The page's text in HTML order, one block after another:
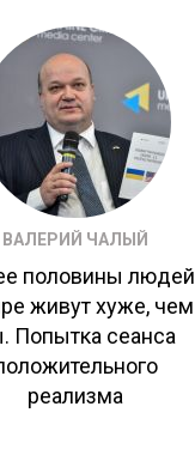
ВАЛЕРИЙ ЧАЛЫЙ
половины людей
живут хуже, чем
Попытка сеанса
реализма